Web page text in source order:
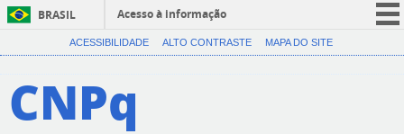
BRASIL
Acesso à informação
CORONAVÍRUS (COVID-19)
ACESSIBILIDADE ALTO CONTRASTE MAPA DO SITE
CNPq